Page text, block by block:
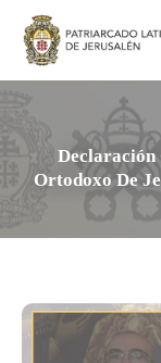
Ortodoxo De